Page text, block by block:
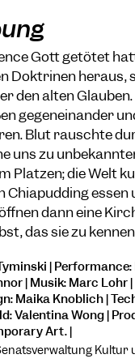
Gott getötet
Doktrinen heraus,
den alten
gegeneinander
Blut rauschte
uns zu
Platzen; die Welt
Chiapudding
dann eine
das sie zu
|
| Musik: Marc
Maika Knoblich |
Valentina Wong |
Art. |
Kultur